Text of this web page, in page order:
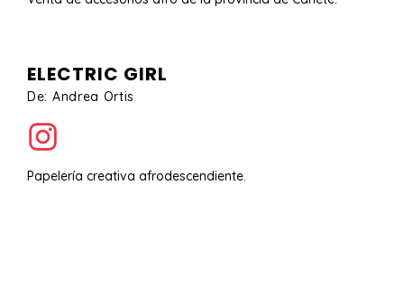
ELECTRIC GIRL
De: Andrea Ortis
Papelería creativa afrodescendiente.